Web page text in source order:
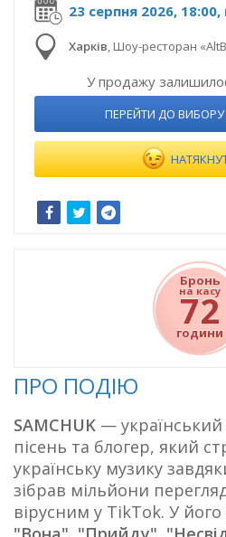
23 серпня 2026, 18:00,
Харків, Шоу-ресторан
У продажу
ПЕРЕЙТИ ДО ВИБОРУ
Бронь
на касу
72
години
ПРО ПОДІЮ
SAMCHUK — український
пісень та блогер, який
українську музику
зібрав мільйони
вірусним у TikTok. У